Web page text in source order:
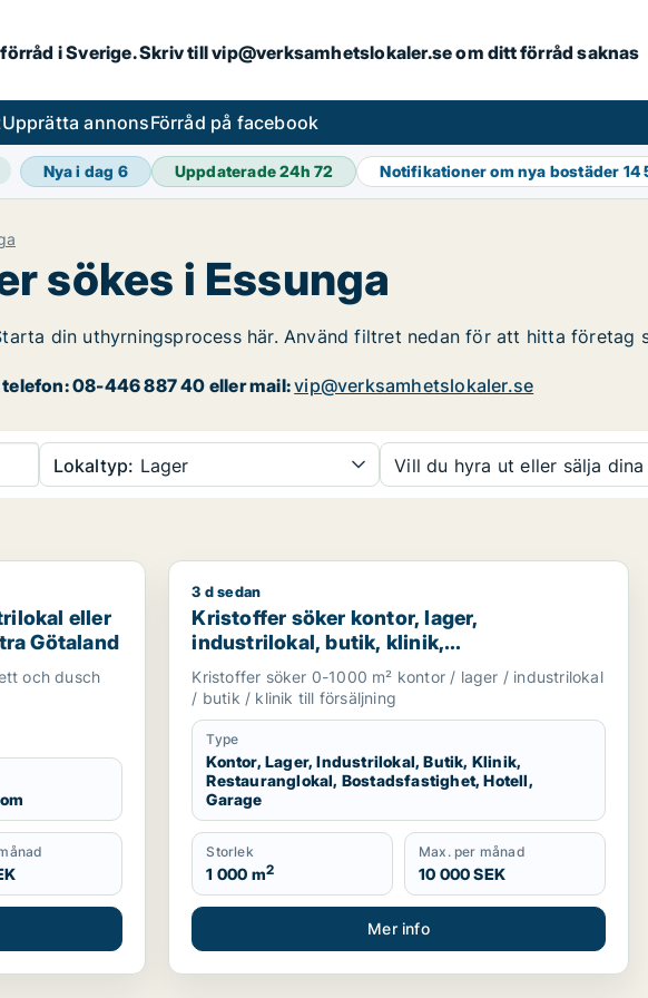
i Sverige. Skriv till vip@verksamhetslokaler.se om ditt förråd saknas
Upprätta annonsFörråd på facebook
Nya i dag 6 Uppdaterade 24h72 Notifikationer om nya bostäder 14
sökes i Essunga
din uthyrningsprocess här. Använd filtret nedan för att hitta företag
08-446 887 40 eller mail:vip@verksamhetslokaler.se
Lokaltyp: Lager Vill du hyra ut eller sälja
eller showroom för uthyrning i Västra Götaland
eller
Götaland
och dusch
Kristoffer söker kontor, lager, industrilokal, butik,
3 d sedan
Kristoffer söker kontor, lager,
industrilokal, butik, klinik,
restauranglokal, bostadsfastighet, hotell
eller garage till salu i Sotenäs, Vårgårda
eller Grästorp m.fl.
Kristoffer söker 0-1000 m² kontor / lager / industrilokal
/ butik / klinik till försäljning
Type
Kontor, Lager, Industrilokal, Butik, Klinik,
Restauranglokal, Bostadsfastighet, Hotell,
Garage
Storlek
1 000 m2
Max. per månad
10 000 SEK
Mer info